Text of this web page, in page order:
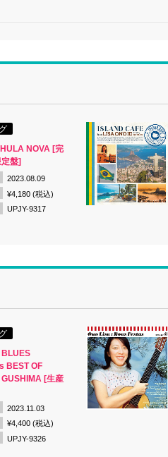
NOVA [完
盤]
2023.08.09
¥4,180 (税込)
UPJY-9317
BEST OF
[生産
2023.11.03
¥4,400 (税込)
UPJY-9326